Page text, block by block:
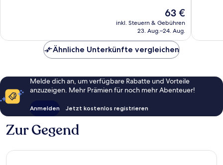
Der
Preis
beträgt
63 €
inkl. Steuern & Gebühren
23. Aug.–24. Aug.
Ähnliche Unterkünfte vergleichen
Melde dich an, um verfügbare Rabatte und Vorteile
anzuzeigen. Mehr Prämien für noch mehr Abenteuer!
Anmelden Jetzt kostenlos registrieren
Zur Gegend